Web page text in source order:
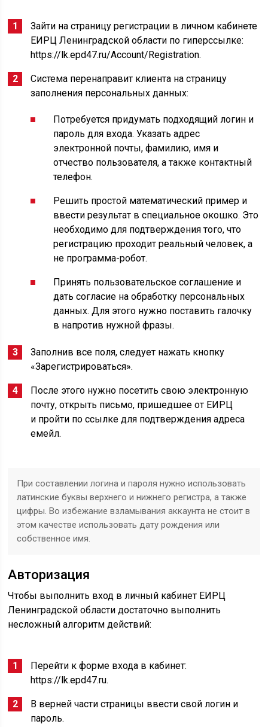
Зайти на страницу регистрации в личном кабинете
ЕИРЦ Ленинградской области по гиперссылке:
https://lk.epd47.ru/Account/Registration.
Система перенаправит клиента на страницу
заполнения персональных данных:
Потребуется придумать подходящий логин и
пароль для входа. Указать адрес
электронной почты, фамилию, имя и
отчество пользователя, а также контактный
телефон.
Решить простой математический пример и
ввести результат в специальное окошко. Это
необходимо для подтверждения того, что
регистрацию проходит реальный человек, а
не программа-робот.
Принять пользовательское соглашение и
дать согласие на обработку персональных
данных. Для этого нужно поставить галочку
в напротив нужной фразы.
Заполнив все поля, следует нажать кнопку
«Зарегистрироваться».
После этого нужно посетить свою электронную
почту, открыть письмо, пришедшее от ЕИРЦ
и пройти по ссылке для подтверждения адреса
емейл.
При составлении логина и пароля нужно использовать
латинские буквы верхнего и нижнего регистра, а также
цифры. Во избежание взламывания аккаунта не стоит в
этом качестве использовать дату рождения или
собственное имя.
Авторизация
Чтобы выполнить вход в личный кабинет ЕИРЦ
Ленинградской области достаточно выполнить
несложный алгоритм действий:
Перейти к форме входа в кабинет:
https://lk.epd47.ru.
В верней части страницы ввести свой логин и
пароль.